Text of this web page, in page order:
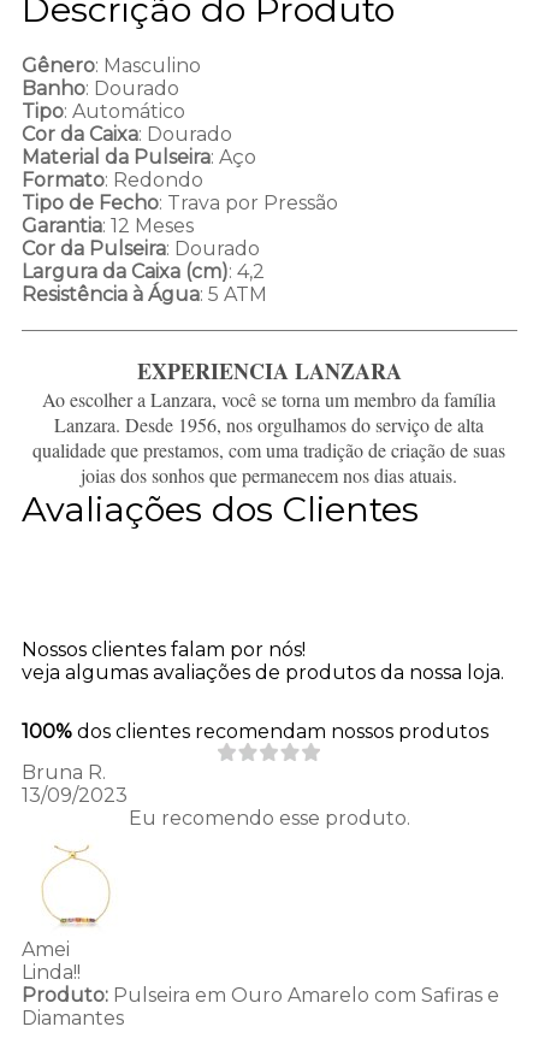
Descrição do Produto
Gênero: Masculino
Banho: Dourado
Tipo: Automático
Cor da Caixa: Dourado
Material da Pulseira: Aço
Formato: Redondo
Tipo de Fecho: Trava por Pressão
Garantia: 12 Meses
Cor da Pulseira: Dourado
Largura da Caixa (cm): 4,2
Resistência à Água: 5 ATM
EXPERIENCIA LANZARA
Ao escolher a Lanzara, você se torna um membro da família
Lanzara. Desde 1956, nos orgulhamos do serviço de alta
qualidade que prestamos, com uma tradição de criação de suas
joias dos sonhos que permanecem nos dias atuais.
Avaliações dos Clientes
Nossos clientes falam por nós!
veja algumas avaliações de produtos da nossa loja.
100% dos clientes recomendam nossos produtos
Bruna R.
13/09/2023
Eu recomendo esse produto.
Amei
Linda!!
Produto:Pulseira em Ouro Amarelo com Safiras e
Diamantes